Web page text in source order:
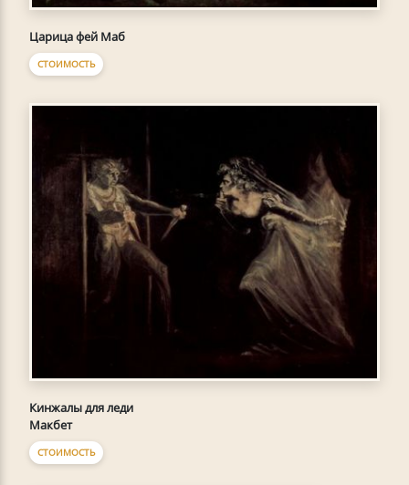
Царица фей Маб
СТОИМОСТЬ
Кинжалы для леди
Макбет
СТОИМОСТЬ